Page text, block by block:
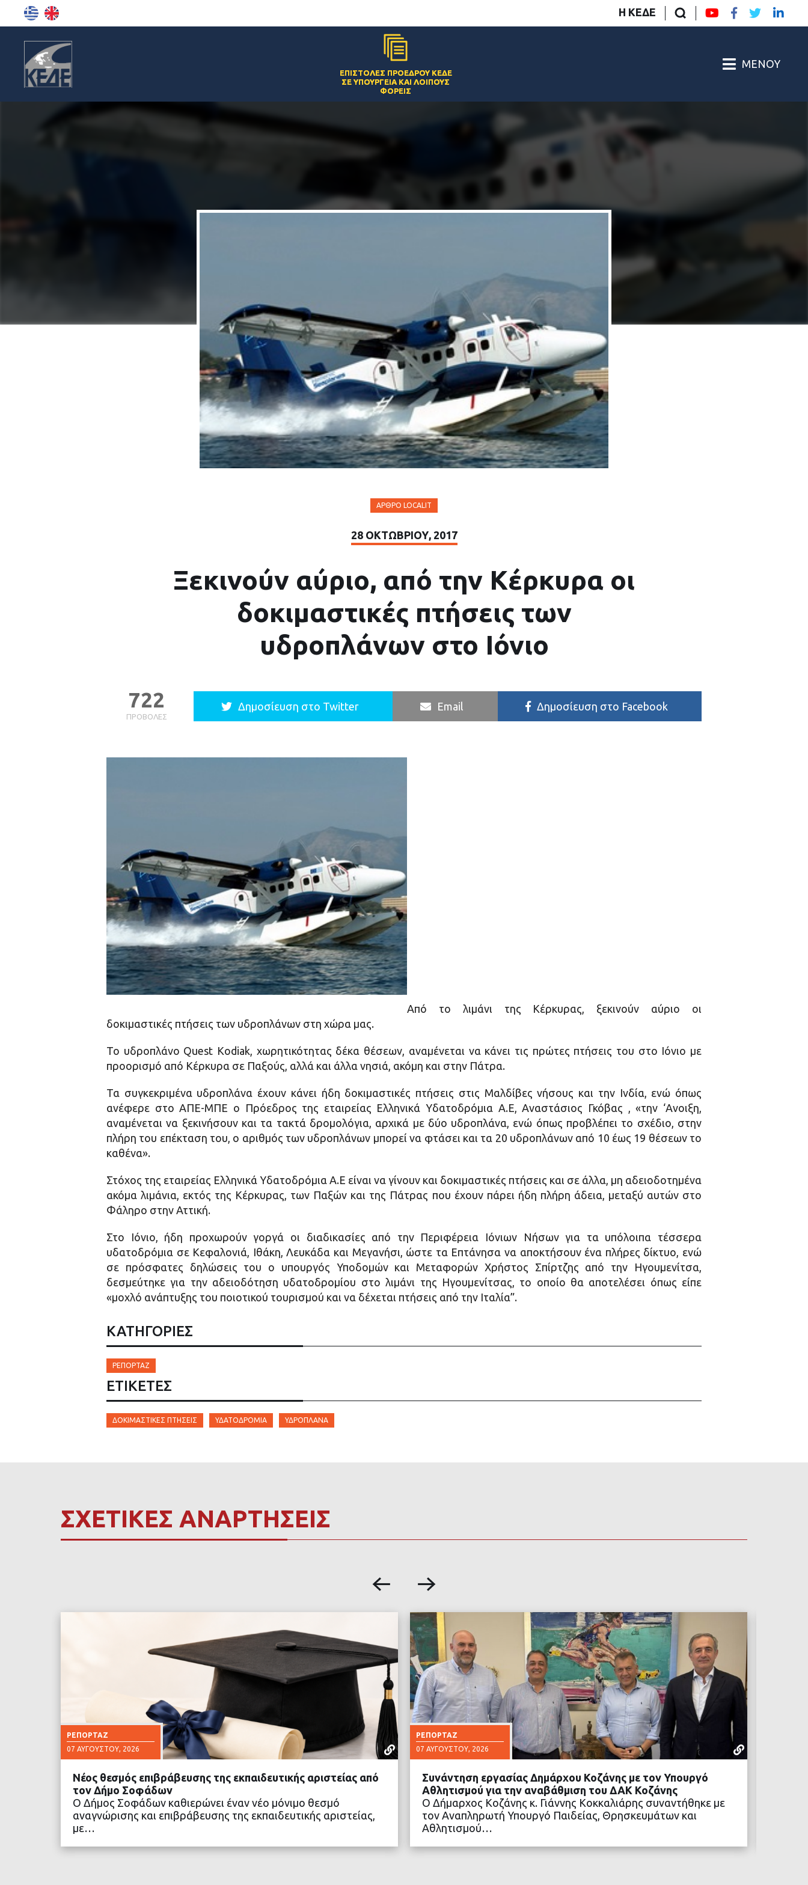
Η ΚΕΔΕ
ΕΠΙΣΤΟΛΈΣ ΠΡΟΈΔΡΟΥ ΚΕΔΕ
ΣΕ ΥΠΟΥΡΓΕΊΑ ΚΑΙ ΛΟΙΠΟΎΣ
ΦΟΡΕΊΣ
ΜΕΝΟΎ
ΆΡΘΡΟ LOCALIT
28 ΟΚΤΩΒΡΊΟΥ, 2017
Ξεκινούν αύριο, από την Κέρκυρα οι
δοκιμαστικές πτήσεις των
υδροπλάνων στο Ιόνιο
ΠΡΟΒΟΛΈΣ
722 Δημοσίευση στο Twitter Email Δημοσίευση στο Facebook
Από το λιμάνι της Κέρκυρας, ξεκινούν αύριο οι
δοκιμαστικές πτήσεις των υδροπλάνων στη χώρα μας.
Το υδροπλάνο Quest Kodiak, χωρητικότητας δέκα θέσεων, αναμένεται να κάνει τις πρώτες πτήσεις του στο Ιόνιο με
προορισμό από Κέρκυρα σε Παξούς, αλλά και άλλα νησιά, ακόμη και στην Πάτρα.
Τα συγκεκριμένα υδροπλάνα έχουν κάνει ήδη δοκιμαστικές πτήσεις στις Μαλδίβες νήσους και την Ινδία, ενώ όπως
ανέφερε στο ΑΠΕ-ΜΠΕ ο Πρόεδρος της εταιρείας Ελληνικά Υδατοδρόμια Α.Ε, Αναστάσιος Γκόβας , «την ‘Ανοιξη,
αναμένεται να ξεκινήσουν και τα τακτά δρομολόγια, αρχικά με δύο υδροπλάνα, ενώ όπως προβλέπει το σχέδιο, στην
πλήρη του επέκταση του, ο αριθμός των υδροπλάνων μπορεί να φτάσει και τα 20 υδροπλάνων από 10 έως 19 θέσεων το
καθένα».
Στόχος της εταιρείας Ελληνικά Υδατοδρόμια Α.Ε είναι να γίνουν και δοκιμαστικές πτήσεις και σε άλλα, μη αδειοδοτημένα
ακόμα λιμάνια, εκτός της Κέρκυρας, των Παξών και της Πάτρας που έχουν πάρει ήδη πλήρη άδεια, μεταξύ αυτών στο
Φάληρο στην Αττική.
Στο Ιόνιο, ήδη προχωρούν γοργά οι διαδικασίες από την Περιφέρεια Ιόνιων Νήσων για τα υπόλοιπα τέσσερα
υδατοδρόμια σε Κεφαλονιά, Ιθάκη, Λευκάδα και Μεγανήσι, ώστε τα Επτάνησα να αποκτήσουν ένα πλήρες δίκτυο, ενώ
σε πρόσφατες δηλώσεις του ο υπουργός Υποδομών και Μεταφορών Χρήστος Σπίρτζης από την Ηγουμενίτσα,
δεσμεύτηκε για την αδειοδότηση υδατοδρομίου στο λιμάνι της Ηγουμενίτσας, το οποίο θα αποτελέσει όπως είπε
«μοχλό ανάπτυξης του ποιοτικού τουρισμού και να δέχεται πτήσεις από την Ιταλία”.
ΚΑΤΗΓΟΡΙΕΣ
ΡΕΠΟΡΤΆΖ
ΕΤΙΚΈΤΕΣ
ΔΟΚΙΜΑΣΤΙΚΈΣ ΠΤΉΣΕΙΣ ΥΔΑΤΟΔΡΌΜΙΑ ΥΔΡΟΠΛΆΝΑ
ΣΧΕΤΙΚΕΣ ΑΝΑΡΤΗΣΕΙΣ
ΡΕΠΟΡΤΆΖ
07 ΑΥΓΟΎΣΤΟΥ, 2026
Νέος θεσμός επιβράβευσης της εκπαιδευτικής αριστείας από
τον Δήμο Σοφάδων
Ο Δήμος Σοφάδων καθιερώνει έναν νέο μόνιμο θεσμό
αναγνώρισης και επιβράβευσης της εκπαιδευτικής αριστείας,
με…
ΡΕΠΟΡΤΆΖ
07 ΑΥΓΟΎΣΤΟΥ, 2026
Συνάντηση εργασίας Δημάρχου Κοζάνης με τον Υπουργό
Αθλητισμού για την αναβάθμιση του ΔΑΚ Κοζάνης
Ο Δήμαρχος Κοζάνης κ. Γιάννης Κοκκαλιάρης συναντήθηκε με
τον Αναπληρωτή Υπουργό Παιδείας, Θρησκευμάτων και
Αθλητισμού…